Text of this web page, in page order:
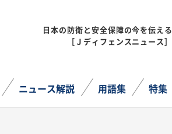
日本の防衛と安全保障の今を伝える
［Ｊディフェンスニュース］
ニュース解説 用語集 特集